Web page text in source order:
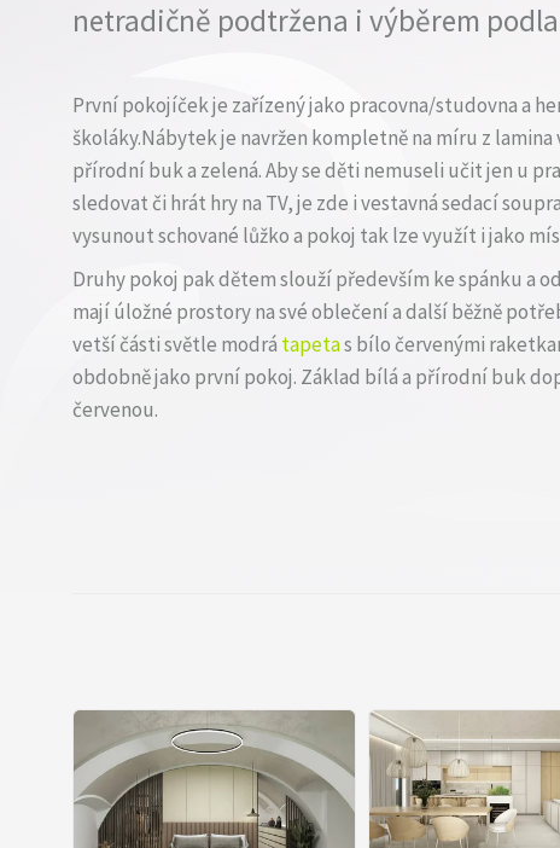
netradičně podtržena i výběrem
První pokojíček je zařízený jako pracovna/studovna a
školáky.Nábytek je navržen kompletně na míru z
přírodní buk a zelená. Aby se děti nemuseli učit jen u
sledovat či hrát hry na TV, je zde i vestavná sedací
vysunout schované lůžko a pokoj tak lze využít i jako
Druhy pokoj pak dětem slouží především ke spánku a
mají úložné prostory na své oblečení a další běžně
vetší části světle modrá tapetas bílo červenými
obdobně jako první pokoj. Základ bílá a přírodní buk
červenou.